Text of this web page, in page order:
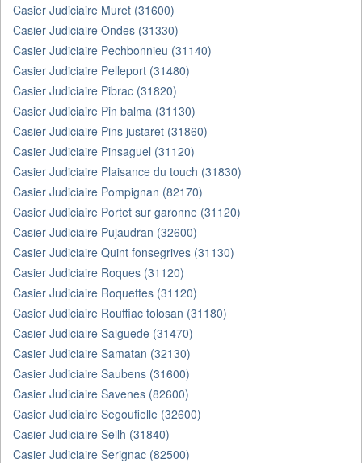
Casier Judiciaire Muret (31600)
Casier Judiciaire Ondes (31330)
Casier Judiciaire Pechbonnieu (31140)
Casier Judiciaire Pelleport (31480)
Casier Judiciaire Pibrac (31820)
Casier Judiciaire Pin balma (31130)
Casier Judiciaire Pins justaret (31860)
Casier Judiciaire Pinsaguel (31120)
Casier Judiciaire Plaisance du touch (31830)
Casier Judiciaire Pompignan (82170)
Casier Judiciaire Portet sur garonne (31120)
Casier Judiciaire Pujaudran (32600)
Casier Judiciaire Quint fonsegrives (31130)
Casier Judiciaire Roques (31120)
Casier Judiciaire Roquettes (31120)
Casier Judiciaire Rouffiac tolosan (31180)
Casier Judiciaire Saiguede (31470)
Casier Judiciaire Samatan (32130)
Casier Judiciaire Saubens (31600)
Casier Judiciaire Savenes (82600)
Casier Judiciaire Segoufielle (32600)
Casier Judiciaire Seilh (31840)
Casier Judiciaire Serignac (82500)